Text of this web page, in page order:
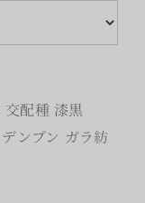
交配種 漆黒
デンプン ガラ紡